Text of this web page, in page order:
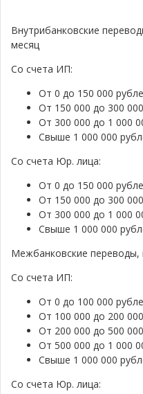
Внутрибанковские
месяц
Со счета ИП:
От 0 до 150 000
От 150 000 до 300
От 300 000 до 1 000
Свыше 1 000 000
Со счета Юр. лица:
От 0 до 150 000
От 150 000 до 300
От 300 000 до 1 000
Свыше 1 000 000
Межбанковские переводы,
Со счета ИП:
От 0 до 100 000
От 100 000 до 200
От 200 000 до 500
От 500 000 до 1 000
Свыше 1 000 000
Со счета Юр. лица: